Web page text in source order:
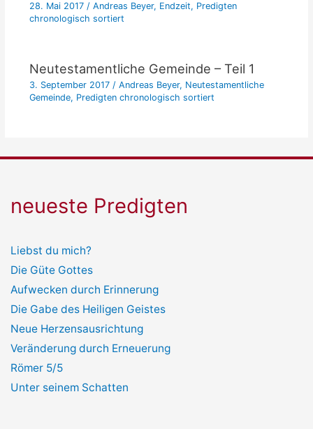
28. Mai 2017 / Andreas Beyer, Endzeit, Predigten
chronologisch sortiert
Neutestamentliche Gemeinde – Teil 1
3. September 2017 / Andreas Beyer, Neutestamentliche
Gemeinde, Predigten chronologisch sortiert
neueste Predigten
Liebst du mich?
Die Güte Gottes
Aufwecken durch Erinnerung
Die Gabe des Heiligen Geistes
Neue Herzensausrichtung
Veränderung durch Erneuerung
Römer 5/5
Unter seinem Schatten